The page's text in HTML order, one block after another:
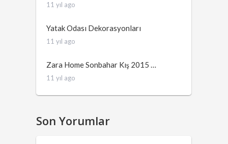
11 yıl ago
Yatak Odası Dekorasyonları
11 yıl ago
Zara Home Sonbahar Kış 2015 …
11 yıl ago
Son Yorumlar